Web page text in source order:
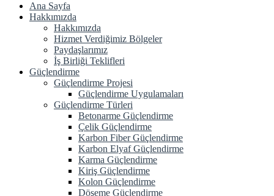
Ana Sayfa
Hakkımızda
Hakkımızda
Hizmet Verdiğimiz Bölgeler
Paydaşlarımız
İş Birliği Teklifleri
Güçlendirme
Güçlendirme Projesi
Güçlendirme Uygulamaları
Güçlendirme Türleri
Betonarme Güçlendirme
Çelik Güçlendirme
Karbon Fiber Güçlendirme
Karbon Elyaf Güçlendirme
Karma Güçlendirme
Kiriş Güçlendirme
Kolon Güçlendirme
Döşeme Güçlendirme